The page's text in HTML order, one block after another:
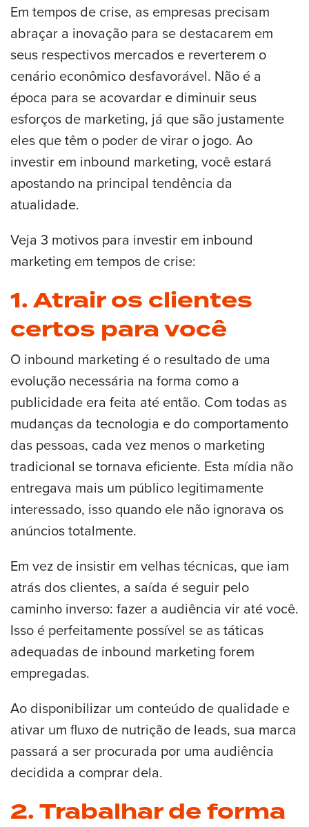
Em tempos de crise, as empresas precisam
abraçar a inovação para se destacarem em
seus respectivos mercados e reverterem o
cenário econômico desfavorável. Não é a
época para se acovardar e diminuir seus
esforços de marketing, já que são justamente
eles que têm o poder de virar o jogo. Ao
investir em inbound marketing, você estará
apostando na principal tendência da
atualidade.
Veja 3 motivos para investir em inbound
marketing em tempos de crise:
1. Atrair os clientes
certos para você
O inbound marketing é o resultado de uma
evolução necessária na forma como a
publicidade era feita até então. Com todas as
mudanças da tecnologia e do comportamento
das pessoas, cada vez menos o marketing
tradicional se tornava eficiente. Esta mídia não
entregava mais um público legitimamente
interessado, isso quando ele não ignorava os
anúncios totalmente.
Em vez de insistir em velhas técnicas, que iam
atrás dos clientes, a saída é seguir pelo
caminho inverso: fazer a audiência vir até você.
Isso é perfeitamente possível se as táticas
adequadas de inbound marketing forem
empregadas.
Ao disponibilizar um conteúdo de qualidade e
ativar um fluxo de nutrição de leads, sua marca
passará a ser procurada por uma audiência
decidida a comprar dela.
2. Trabalhar de forma